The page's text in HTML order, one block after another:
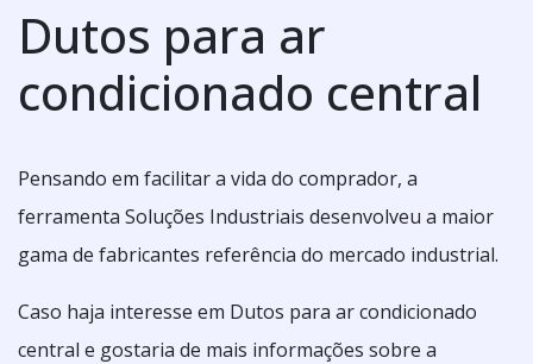
Dutos para ar
condicionado central
Pensando em facilitar a vida do comprador, a
ferramenta Soluções Industriais desenvolveu a maior
gama de fabricantes referência do mercado industrial.
Caso haja interesse em Dutos para ar condicionado
central e gostaria de mais informações sobre a